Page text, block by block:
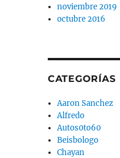
noviembre 2019
octubre 2016
CATEGORÍAS
Aaron Sanchez
Alfredo
Autos0to60
Beisbologo
Chayan